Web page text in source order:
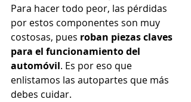
Para hacer todo peor, las pérdidas
por estos componentes son muy
costosas, pues roban piezas claves
para el funcionamiento del
automóvil. Es por eso que
enlistamos las autopartes que más
debes cuidar.